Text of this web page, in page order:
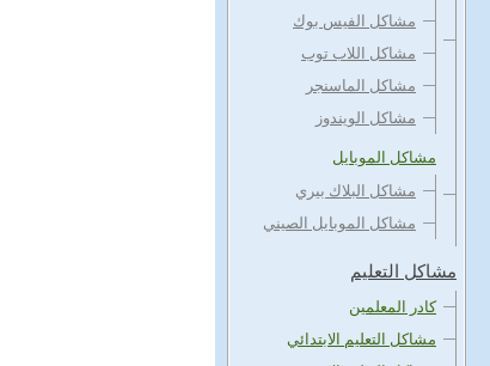
مشاكل الفيس بوك
مشاكل اللاب توب
مشاكل الماسنجر
مشاكل الويندوز
مشاكل الموبايل
مشاكل البلاك بيري
مشاكل الموبايل الصيني
مشاكل التعليم
كادر المعلمين
مشاكل التعليم الابتدائي